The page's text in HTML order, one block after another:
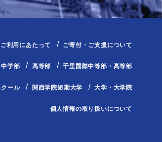
利用にあたって ご寄付・ご支援について
中学部 高等部 千里国際中等部・高等部
ール 関西学院短期大学 大学・大学院
個人情報の取り扱いについて